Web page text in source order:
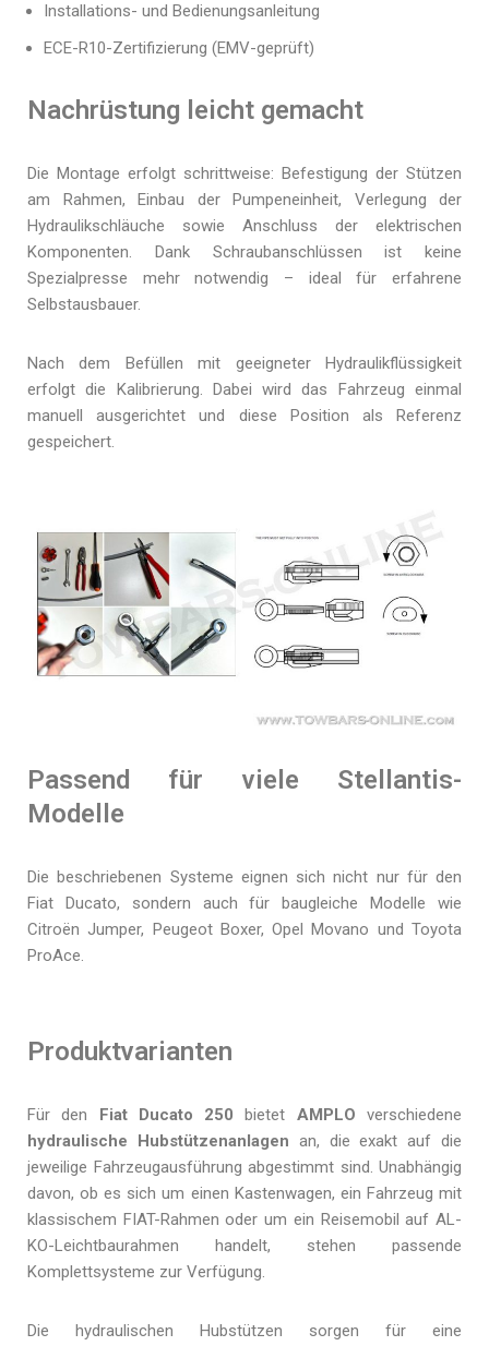
Installations- und Bedienungsanleitung
ECE-R10-Zertifizierung (EMV-geprüft)
Nachrüstung leicht gemacht
Die Montage erfolgt schrittweise: Befestigung der Stützen
am Rahmen, Einbau der Pumpeneinheit, Verlegung der
Hydraulikschläuche sowie Anschluss der elektrischen
Komponenten. Dank Schraubanschlüssen ist keine
Spezialpresse mehr notwendig – ideal für erfahrene
Selbstausbauer.
Nach dem Befüllen mit geeigneter Hydraulikflüssigkeit
erfolgt die Kalibrierung. Dabei wird das Fahrzeug einmal
manuell ausgerichtet und diese Position als Referenz
gespeichert.
Passend für viele Stellantis-
Modelle
Die beschriebenen Systeme eignen sich nicht nur für den
Fiat Ducato, sondern auch für baugleiche Modelle wie
Citroën Jumper, Peugeot Boxer, Opel Movano und Toyota
ProAce.
Produktvarianten
Für den Fiat Ducato 250 bietet AMPLO verschiedene
hydraulische Hubstützenanlagen an, die exakt auf die
jeweilige Fahrzeugausführung abgestimmt sind. Unabhängig
davon, ob es sich um einen Kastenwagen, ein Fahrzeug mit
klassischem FIAT-Rahmen oder um ein Reisemobil auf AL-
KO-Leichtbaurahmen handelt, stehen passende
Komplettsysteme zur Verfügung.
Die hydraulischen Hubstützen sorgen für eine